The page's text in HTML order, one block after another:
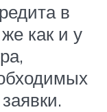
в
как и у